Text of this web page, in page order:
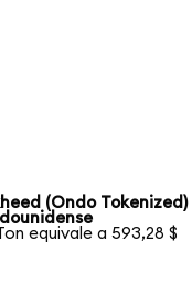
(Ondo
equivale a 593,28 $